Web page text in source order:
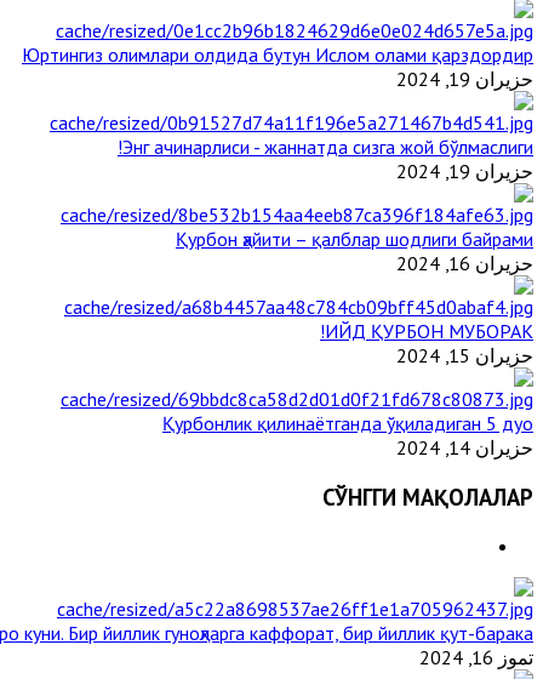
Юртингиз олимлари олдида бутун Ислом олами қарздордир
حزيران 19, 2024
Энг ачинарлиси - жаннатда сизга жой бўлмаслиги!
حزيران 19, 2024
Қурбон ҳайити – қалблар шодлиги байрами
حزيران 16, 2024
ИЙД ҚУРБОН МУБОРАК!
حزيران 15, 2024
Қурбонлик қилинаётганда ўқиладиган 5 дуо
حزيران 14, 2024
СЎНГГИ МАҚОЛАЛАР
куни. Бир йиллик гуноҳларга каффорат, бир йиллик қут-барака
تموز 16, 2024